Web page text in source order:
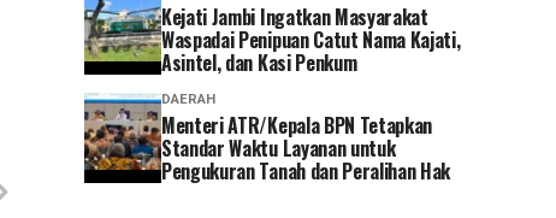
‎Kejati Jambi Ingatkan Masyarakat
Waspadai Penipuan Catut Nama Kajati,
Asintel, dan Kasi Penkum
DAERAH
Menteri ATR/Kepala BPN Tetapkan
Standar Waktu Layanan untuk
Pengukuran Tanah dan Peralihan Hak